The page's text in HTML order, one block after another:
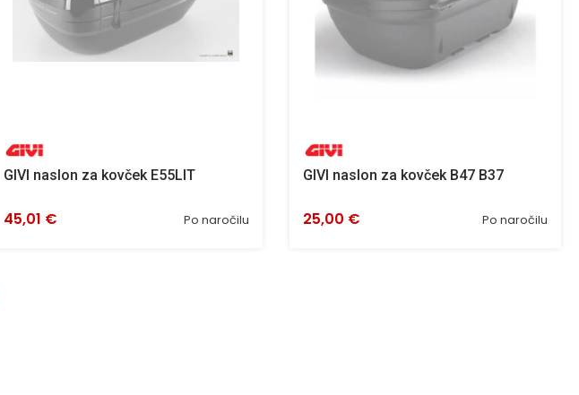
GIVI naslon za kovček E55LIT
Po naročilu
45,01 €
GIVI naslon za kovček B47 B37
Po naročilu
25,00 €